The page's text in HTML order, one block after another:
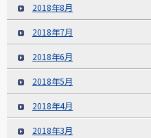
2018年8月
2018年7月
2018年6月
2018年5月
2018年4月
2018年3月